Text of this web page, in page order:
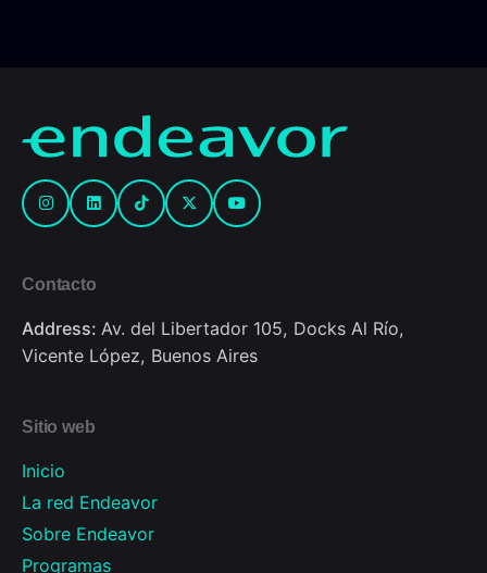
Contacto
Address: Av. del Libertador 105, Docks Al Río,
Vicente López, Buenos Aires
Sitio web
Inicio
La red Endeavor
Sobre Endeavor
Programas